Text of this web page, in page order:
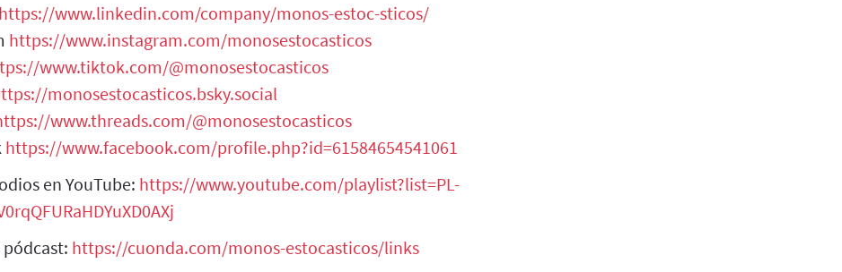
https://www.linkedin.com/company/monos-estoc-sticos/
https://www.instagram.com/monosestocasticos
www.tiktok.com/@monosestocasticos
monosestocasticos.bsky.social
www.threads.com/@monosestocasticos
https://www.facebook.com/profile.php?id=61584654541061
en YouTube: https://www.youtube.com/playlist?list=PL-
pódcast: https://cuonda.com/monos-estocasticos/links